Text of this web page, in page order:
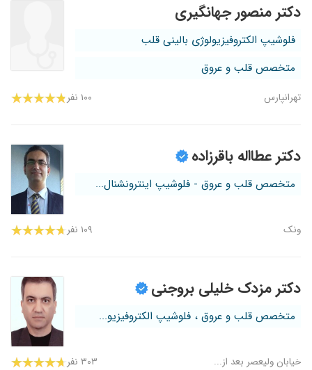
دکتر منصور جهانگیری
فلوشیپ الکتروفیزیولوژی بالینی قلب
متخصص قلب و عروق
تهرانپارس ۱۰۰ نفر
دکتر عطااله باقرزاده
متخصص قلب و عروق - فلوشیپ اینترونشنال...
ونک ۱۰۹ نفر
دکتر مزدک خلیلی بروجنی
متخصص قلب و عروق ، فلوشیپ الکتروفیزیو...
خیابان ولیعصر بعد از... ۳۰۳ نفر